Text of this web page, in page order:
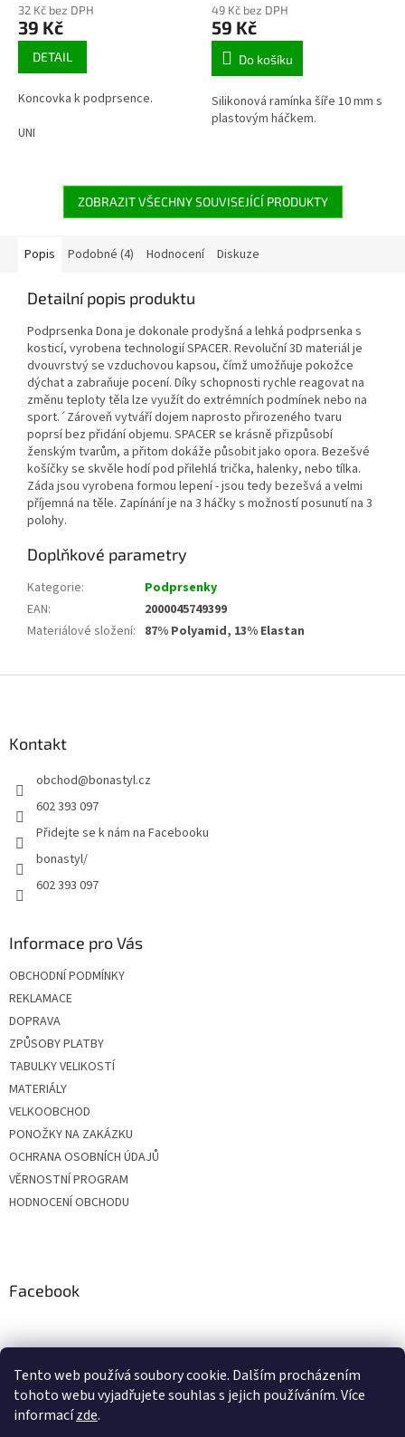
Tento web používá soubory cookie. Dalším procházením
tohoto webu vyjadřujete souhlas s jejich používáním. Více
informacízde.
32 Kč bez DPH
39 Kč
DETAIL
Koncovka k podprsence.
UNI
49 Kč bez DPH
59 Kč
Do košíku
Silikonová ramínka šíře 10 mm s
plastovým háčkem.
ZOBRAZIT VŠECHNY SOUVISEJÍCÍ PRODUKTY
Popis Podobné (4) Hodnocení Diskuze
Detailní popis produktu
Podprsenka Dona je dokonale prodyšná a lehká podprsenka s
kosticí, vyrobena technologií SPACER. Revoluční 3D materiál je
dvouvrstvý se vzduchovou kapsou, čímž umožňuje pokožce
dýchat a zabraňuje pocení. Díky schopnosti rychle reagovat na
změnu teploty těla lze využít do extrémních podmínek nebo na
sport.´Zároveň vytváří dojem naprosto přirozeného tvaru
poprsí bez přidání objemu. SPACER se krásně přizpůsobí
ženským tvarům, a přitom dokáže působit jako opora. Bezešvé
košíčky se skvěle hodí pod přilehlá trička, halenky, nebo tílka.
Záda jsou vyrobena formou lepení - jsou tedy bezešvá a velmi
příjemná na těle. Zapínání je na 3 háčky s možností posunutí na 3
polohy.
Doplňkové parametry
Kategorie:
Podprsenky
EAN:
2000045749399
Materiálové složení: 87% Polyamid, 13% Elastan
Kontakt
obchod@bonastyl.cz
602 393 097
Přidejte se k nám na Facebooku
bonastyl/
602 393 097
Informace pro Vás
OBCHODNÍ PODMÍNKY
REKLAMACE
DOPRAVA
ZPŮSOBY PLATBY
TABULKY VELIKOSTÍ
MATERIÁLY
VELKOOBCHOD
PONOŽKY NA ZAKÁZKU
OCHRANA OSOBNÍCH ÚDAJŮ
VĚRNOSTNÍ PROGRAM
HODNOCENÍ OBCHODU
Facebook